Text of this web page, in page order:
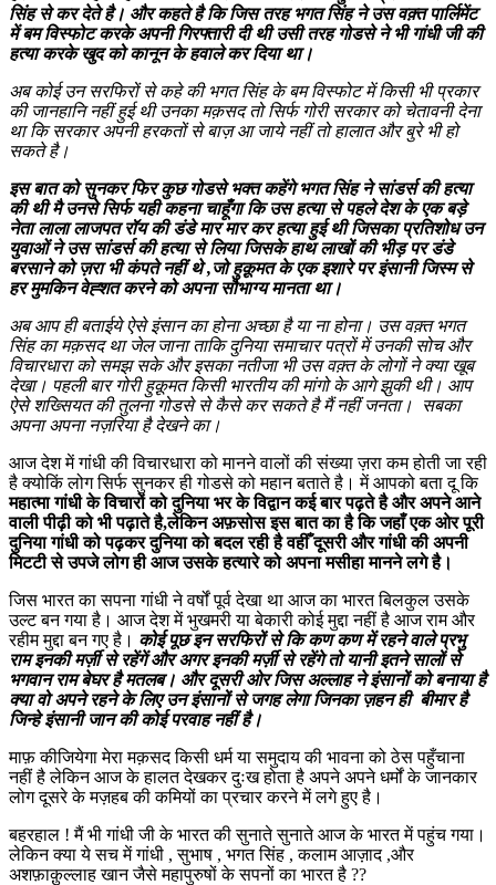
सिंह से कर देते है। और कहते है कि जिस तरह भगत सिंह ने उस वक़्त पार्लिमेंट
में बम विस्फोट करके अपनी गिरफ्तारी दी थी उसी तरह गोडसे ने भी गांधी जी की
हत्या करके खुद को कानून के हवाले कर दिया था।
अब कोई उन सरफिरों से कहे की भगत सिंह के बम विस्फोट में किसी भी प्रकार
की जानहानि नहीं हुई थी उनका मक़सद तो सिर्फ गोरी सरकार को चेतावनी देना
था कि सरकार अपनी हरकतों से बाज़ आ जाये नहीं तो हालात और बुरे भी हो
सकते है।
इस बात को सुनकर फिर कुछ गोडसे भक्त कहेंगे भगत सिंह ने सांडर्स की हत्या
की थी मै उनसे सिर्फ यही कहना चाहूँगा कि उस हत्या से पहले देश के एक बड़े
नेता लाला लाजपत रॉय की डंडे मार मार कर हत्या हुई थी जिसका प्रतिशोध उन
युवाओं ने उस सांडर्स की हत्या से लिया जिसके हाथ लाखों की भीड़ पर डंडे
बरसाने को ज़रा भी कंपते नहीं थे ,जो हुक़ूमत के एक इशारे पर इंसानी जिस्म से
हर मुमकिन वेह्शत करने को अपना सौभाग्य मानता था।
अब आप ही बताईये ऐसे इंसान का होना अच्छा है या ना होना। उस वक़्त भगत
सिंह का मक़सद था जेल जाना ताकि दुनिया समाचार पत्रों में उनकी सोच और
विचारधारा को समझ सके और इसका नतीजा भी उस वक़्त के लोगों ने क्या खूब
देखा। पहली बार गोरी हुक़ूमत किसी भारतीय की मांगो के आगे झुकी थी। आप
ऐसे शख्सियत की तुलना गोडसे से कैसे कर सकते है मैं नहीं जनता। सबका
अपना अपना नज़रिया है देखने का।
आज देश में गांधी की विचारधारा को मानने वालों की संख्या ज़रा कम होती जा रही
है क्योकिं लोग सिर्फ सुनकर ही गोडसे को महान बताते है। में आपको बता दू कि
महात्मा गांधी के विचारों को दुनिया भर के विद्वान कई बार पढ़ते है और अपने आने
वाली पीढ़ी को भी पढ़ाते है,लेकिन अफ़सोस इस बात का है कि जहाँ एक ओर पूरी
दुनिया गांधी को पढ़कर दुनिया को बदल रही है वहीँ दूसरी और गांधी की अपनी
मिटटी से उपजे लोग ही आज उसके हत्यारे को अपना मसीहा मानने लगे है।
जिस भारत का सपना गांधी ने वर्षों पूर्व देखा था आज का भारत बिलकुल उसके
उल्ट बन गया है। आज देश में भुखमरी या बेकारी कोई मुद्दा नहीं है आज राम और
रहीम मुद्दा बन गए है। कोई पूछ इन सरफिरों से कि कण कण में रहने वाले प्रभु
राम इनकी मर्ज़ी से रहेंगें और अगर इनकी मर्ज़ी से रहेंगे तो यानी इतने सालों से
भगवान राम बेघर है मतलब। और दूसरी ओर जिस अल्लाह ने इंसानों को बनाया है
क्या वो अपने रहने के लिए उन इंसानों से जगह लेगा जिनका ज़हन ही बीमार है
जिन्हे इंसानी जान की कोई परवाह नहीं है।
माफ़ कीजियेगा मेरा मक़सद किसी धर्म या समुदाय की भावना को ठेस पहुँचाना
नहीं है लेकिन आज के हालत देखकर दुःख होता है अपने अपने धर्मों के जानकार
लोग दूसरे के मज़हब की कमियों का प्रचार करने में लगे हुए है।
बहरहाल ! मैं भी गांधी जी के भारत की सुनाते सुनाते आज के भारत में पहुंच गया।
लेकिन क्या ये सच में गांधी , सुभाष , भगत सिंह , कलाम आज़ाद ,और
अशफ़ाक़ुल्लाह खान जैसे महापुरुषों के सपनों का भारत है ??